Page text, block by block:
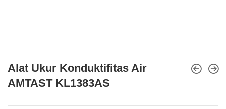
Alat Ukur Konduktifitas Air
AMTAST KL1383AS